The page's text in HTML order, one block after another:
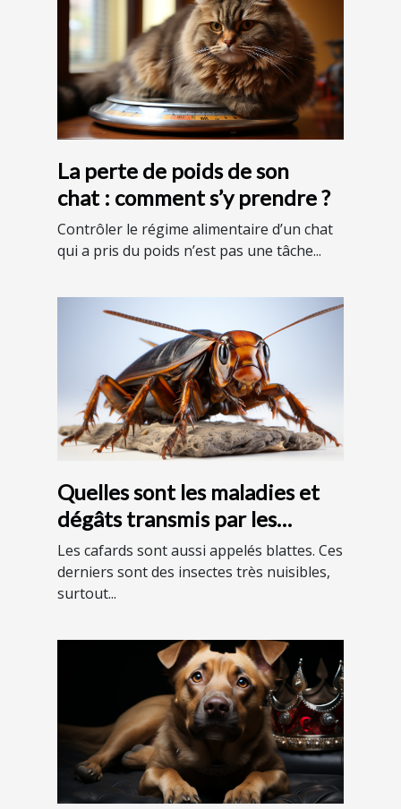
La perte de poids de son
chat : comment s’y prendre ?
Contrôler le régime alimentaire d’un chat
qui a pris du poids n’est pas une tâche...
Quelles sont les maladies et
dégâts transmis par les
cafards ?
Les cafards sont aussi appelés blattes. Ces
derniers sont des insectes très nuisibles,
surtout...